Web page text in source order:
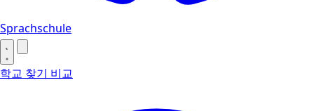
Sprachschule
학교 찾기 비교